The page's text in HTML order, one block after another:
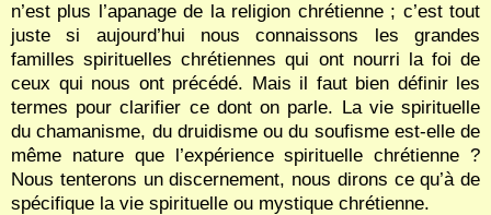
n’est plus l’apanage de la religion chrétienne ; c’est tout
juste si aujourd’hui nous connaissons les grandes
familles spirituelles chrétiennes qui ont nourri la foi de
ceux qui nous ont précédé. Mais il faut bien définir les
termes pour clarifier ce dont on parle. La vie spirituelle
du chamanisme, du druidisme ou du soufisme est-elle de
même nature que l’expérience spirituelle chrétienne ?
Nous tenterons un discernement, nous dirons ce qu’à de
spécifique la vie spirituelle ou mystique chrétienne.